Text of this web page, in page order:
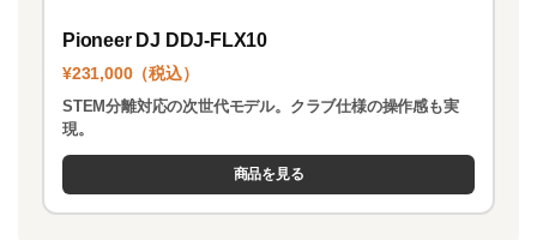
Pioneer DJ DDJ-FLX10
¥231,000（税込）
STEM分離対応の次世代モデル。クラブ仕様の操作感も実
現。
商品を見る